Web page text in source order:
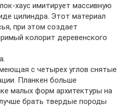
хаус имитирует массивную
цилиндра. Этот материал
при этом создает
колорит деревенского
с четырех углов снятые
Планкен больше
малых форм архитектуры на
брать твердые породы